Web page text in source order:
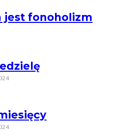
jest fonoholizm